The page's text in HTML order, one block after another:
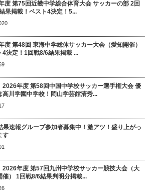
度 第75回近畿中学総合体育大会 サッカーの部 2回
果掲載！ベスト4決定！5...
度 第48回 東海中学総体サッカー大会（愛知開催）
4決定！1回戦8/6結果掲載 ...
2026年度 第58回中国中学校サッカー選手権大会 優
高川学園中学校！岡山学芸館清秀...
果速報グループ参加者募集中！激アツ！盛り上がっ
す
2026年度 第57回九州中学校サッカー競技大会（大
催） 1回戦8/6結果判明分掲載...